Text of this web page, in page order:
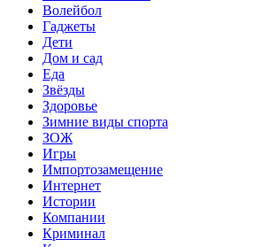
Волейбол
Гаджеты
Дети
Дом и сад
Еда
Звёзды
Здоровье
Зимние виды спорта
ЗОЖ
Игры
Импортозамещение
Интернет
Истории
Компании
Криминал